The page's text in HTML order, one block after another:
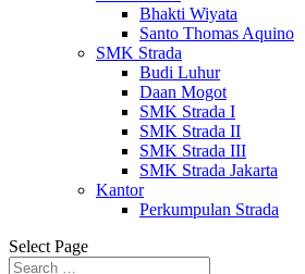
Bhakti Wiyata
Santo Thomas Aquino
SMK Strada
Budi Luhur
Daan Mogot
SMK Strada I
SMK Strada II
SMK Strada III
SMK Strada Jakarta
Kantor
Perkumpulan Strada
Select Page